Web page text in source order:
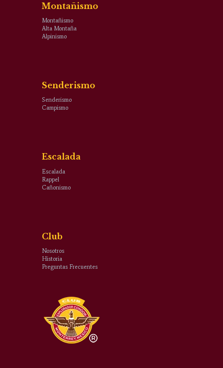
Montañismo
Montañismo
Alta Montaña
Alpinismo
Senderismo
Senderismo
Campismo
Escalada
Escalada
Rappel
Cañonismo
Club
Nosotros
Historia
Preguntas Frecuentes